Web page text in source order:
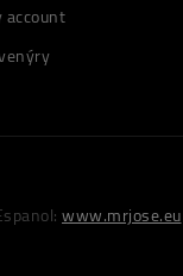
account
www.mrjose.eu